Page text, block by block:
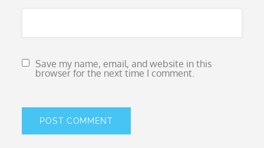
Save my name, email, and website in this
browser for the next time I comment.